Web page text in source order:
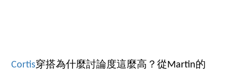
Cortis穿搭為什麼討論度這麼高？從Martin的